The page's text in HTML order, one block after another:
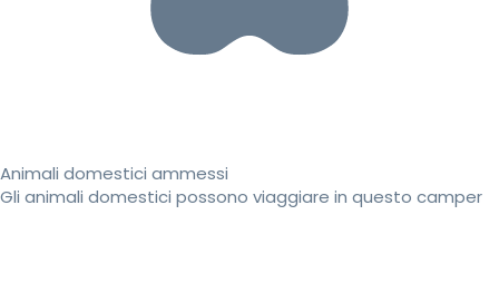
Animali domestici ammessi
Gli animali domestici possono viaggiare in questo camper